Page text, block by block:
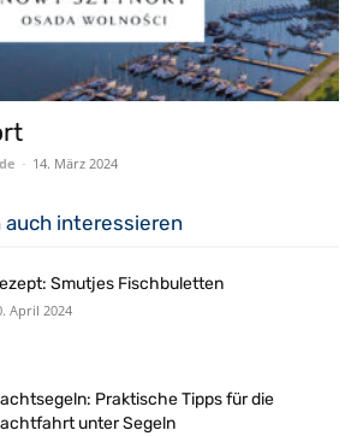
- 14. März 2024
auch interessieren
Smutjes Fischbuletten
April 2024
Praktische Tipps für die
unter Segeln